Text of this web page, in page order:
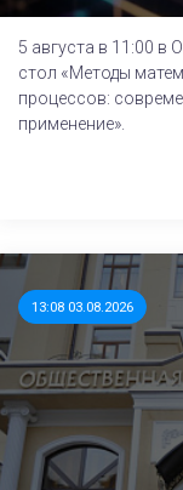
5 августа в 11:00 в
стол «Методы
процессов:
применение».
13:08 03.08.2026